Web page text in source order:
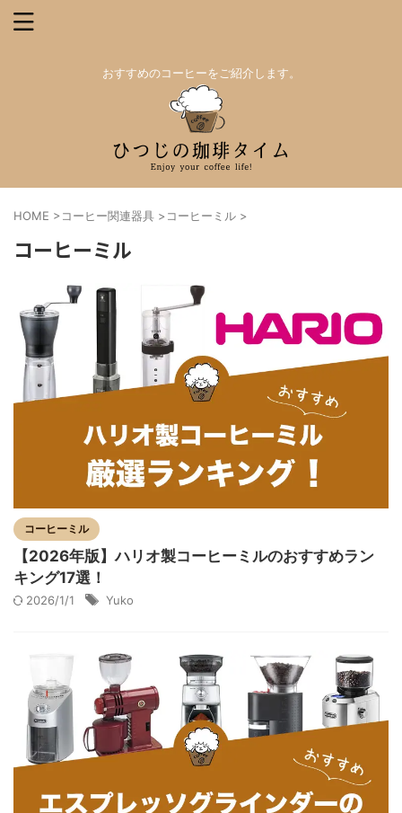
おすすめのコーヒーをご紹介します。
HOME >コーヒー関連器具 >コーヒーミル >
コーヒーミル
コーヒーミル
【2026年版】ハリオ製コーヒーミルのおすすめラン
キング17選！
2026/1/1 Yuko